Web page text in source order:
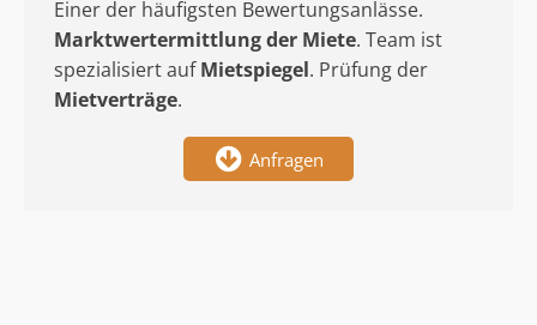
Einer der häufigsten Bewertungsanlässe.
Marktwertermittlungder Miete. Team ist
spezialisiert aufMietspiegel. Prüfung der
Mietverträge.
Anfragen